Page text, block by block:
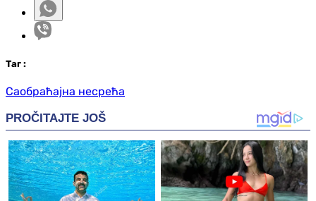
Таг :
Саобраћајна несрећа